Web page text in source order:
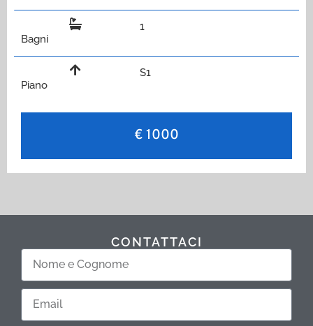
Bagni
1
Piano
S1
€ 1000
CONTATTACI
Nome
e
Cognome
Email